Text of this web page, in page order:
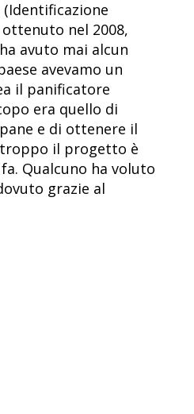
nel 2008,
avuto mai alcun
avevamo un
il panificatore
era quello di
e di ottenere il
il progetto è
Qualcuno ha voluto
grazie al